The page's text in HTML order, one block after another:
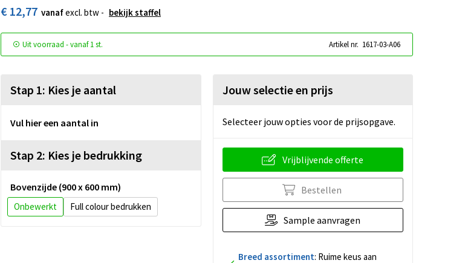
€ 12,77 vanafexcl. btw - bekijk staffel
Uit voorraad -vanaf1 st. Artikel nr. 1617-03-A06
Stap 1: Kies je aantal
Vul hier een aantal in
Stap 2: Kies je bedrukking
Bovenzijde (900 x 600 mm)
Onbewerkt Full colour
Jouw selectie en prijs
Selecteer jouw opties voor de prijsopgave.
Vrijblijvende offerte
Bestellen
Sample aanvragen
Breed assortiment: Ruime keus aan